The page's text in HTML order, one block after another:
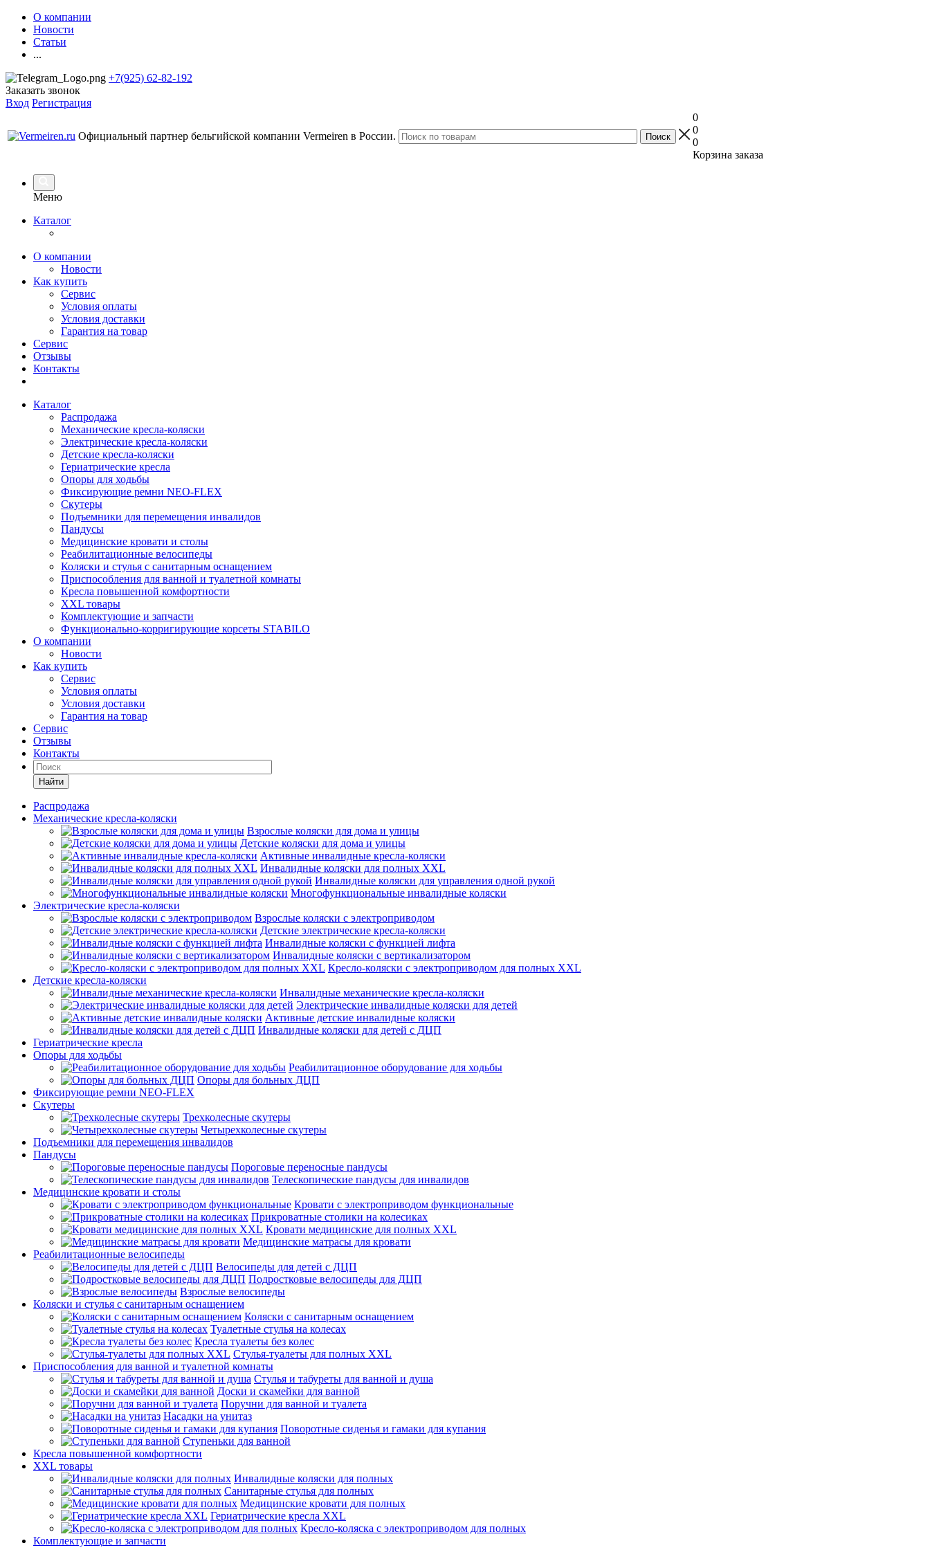
О компании
Новости
Статьи
...
+7(925) 62-82-192
Заказать звонок
Вход Регистрация
Официальный партнер бельгийской компании Vermeiren в России.
0
0
0
Корзина заказа
Меню
Каталог
О компании
Новости
Как купить
Сервис
Условия оплаты
Условия доставки
Гарантия на товар
Сервис
Отзывы
Контакты
Каталог
Распродажа
Механические кресла-коляски
Электрические кресла-коляски
Детские кресла-коляски
Гериатрические кресла
Опоры для ходьбы
Фиксирующие ремни NEO-FLEX
Скутеры
Подъемники для перемещения инвалидов
Пандусы
Медицинские кровати и столы
Реабилитационные велосипеды
Коляски и стулья с санитарным оснащением
Приспособления для ванной и туалетной комнаты
Кресла повышенной комфортности
XXL товары
Комплектующие и запчасти
Функционально-корригирующие корсеты STABILO
О компании
Новости
Как купить
Сервис
Условия оплаты
Условия доставки
Гарантия на товар
Сервис
Отзывы
Контакты
Найти
Распродажа
Механические кресла-коляски
Взрослые коляски для дома и улицы
Детские коляски для дома и улицы
Активные инвалидные кресла-коляски
Инвалидные коляски для полных XXL
Инвалидные коляски для управления одной рукой
Многофункциональные инвалидные коляски
Электрические кресла-коляски
Взрослые коляски с электроприводом
Детские электрические кресла-коляски
Инвалидные коляски с функцией лифта
Инвалидные коляски с вертикализатором
Кресло-коляски с электроприводом для полных XXL
Детские кресла-коляски
Инвалидные механические кресла-коляски
Электрические инвалидные коляски для детей
Активные детские инвалидные коляски
Инвалидные коляски для детей с ДЦП
Гериатрические кресла
Опоры для ходьбы
Реабилитационное оборудование для ходьбы
Опоры для больных ДЦП
Фиксирующие ремни NEO-FLEX
Скутеры
Трехколесные скутеры
Четырехколесные скутеры
Подъемники для перемещения инвалидов
Пандусы
Пороговые переносные пандусы
Телескопические пандусы для инвалидов
Медицинские кровати и столы
Кровати с электроприводом функциональные
Прикроватные столики на колесиках
Кровати медицинские для полных XXL
Медицинские матрасы для кровати
Реабилитационные велосипеды
Велосипеды для детей с ДЦП
Подростковые велосипеды для ДЦП
Взрослые велосипеды
Коляски и стулья с санитарным оснащением
Коляски с санитарным оснащением
Туалетные стулья на колесах
Кресла туалеты без колес
Стулья-туалеты для полных XXL
Приспособления для ванной и туалетной комнаты
Стулья и табуреты для ванной и душа
Доски и скамейки для ванной
Поручни для ванной и туалета
Насадки на унитаз
Поворотные сиденья и гамаки для купания
Ступеньки для ванной
Кресла повышенной комфортности
XXL товары
Инвалидные коляски для полных
Санитарные стулья для полных
Медицинские кровати для полных
Гериатрические кресла XXL
Кресло-коляска с электроприводом для полных
Комплектующие и запчасти